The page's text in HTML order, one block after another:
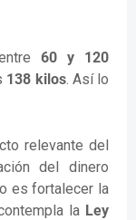
60 y 120
138 kilos. Así lo
relevante del
del dinero
es fortalecer la
la Ley